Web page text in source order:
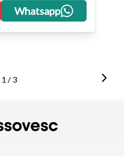
Whatsapp
1 / 3